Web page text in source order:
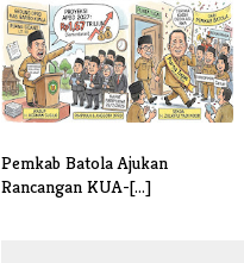
Pemkab Batola Ajukan
Rancangan KUA-[...]